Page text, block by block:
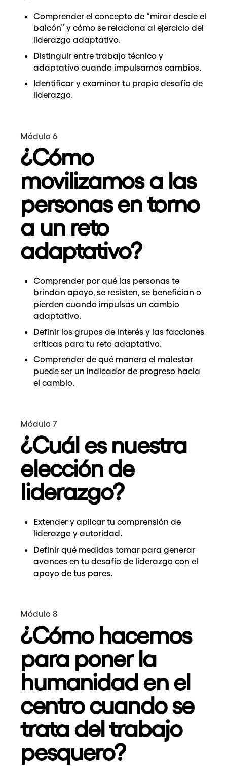
Comprender el concepto de “mirar desde el
balcón” y cómo se relaciona al ejercicio del
liderazgo adaptativo.
Distinguir entre trabajo técnico y
adaptativo cuando impulsamos cambios.
Identificar y examinar tu propio desafío de
liderazgo.
Módulo 6
¿Cómo
movilizamos a las
personas en torno
a un reto
adaptativo?
Comprender por qué las personas te
brindan apoyo, se resisten, se benefician o
pierden cuando impulsas un cambio
adaptativo.
Definir los grupos de interés y las facciones
críticas para tu reto adaptativo.
Comprender de qué manera el malestar
puede ser un indicador de progreso hacia
el cambio.
Módulo 7
¿Cuál es nuestra
elección de
liderazgo?
Extender y aplicar tu comprensión de
liderazgo y autoridad.
Definir qué medidas tomar para generar
avances en tu desafío de liderazgo con el
apoyo de tus pares.
Módulo 8
¿Cómo hacemos
para poner la
humanidad en el
centro cuando se
trata del trabajo
pesquero?